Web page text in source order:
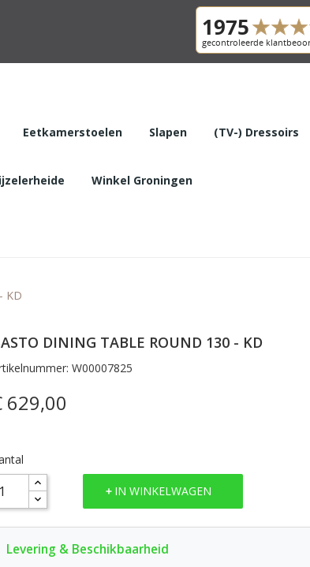
Eetkamerstoelen Slapen (TV-) Dressoirs
Winkel Groningen
KD
DINING TABLE ROUND 130 - KD
W00007825
629,00
IN WINKELWAGEN